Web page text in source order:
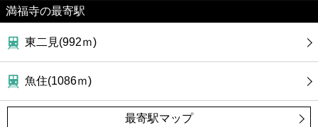
公共
病院
ホテル
満福寺の最寄駅
東二見(992ｍ)
魚住(1086ｍ)
最寄駅マップ